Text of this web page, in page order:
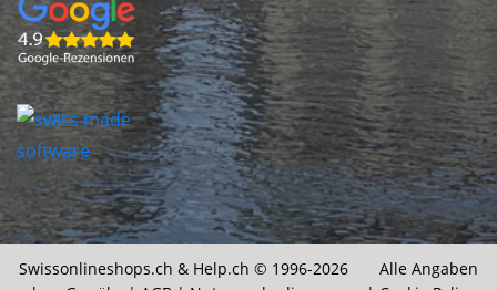
Swissonlineshops.ch & Help.ch © 1996-2026 Alle Angaben